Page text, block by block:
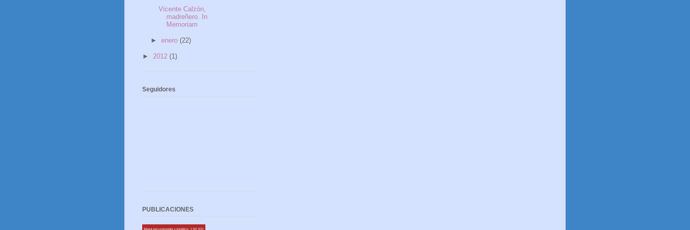
Vicente Calzón,
madreñero. In
Memoriam
► enero (22)
► 2012 (1)
Seguidores
PUBLICACIONES